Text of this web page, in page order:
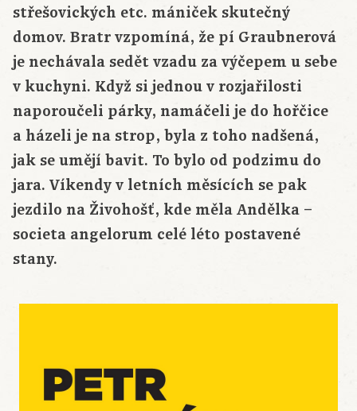
střešovických etc. mániček skutečný
domov. Bratr vzpomíná, že pí Graubnerová
je nechávala sedět vzadu za výčepem u sebe
v kuchyni. Když si jednou v rozjařilosti
naporoučeli párky, namáčeli je do hořčice
a házeli je na strop, byla z toho nadšená,
jak se umějí bavit. To bylo od podzimu do
jara. Víkendy v letních měsících se pak
jezdilo na Živohošť, kde měla Andělka –
societa angelorum celé léto postavené
stany.